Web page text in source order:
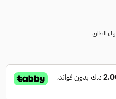
الطلق